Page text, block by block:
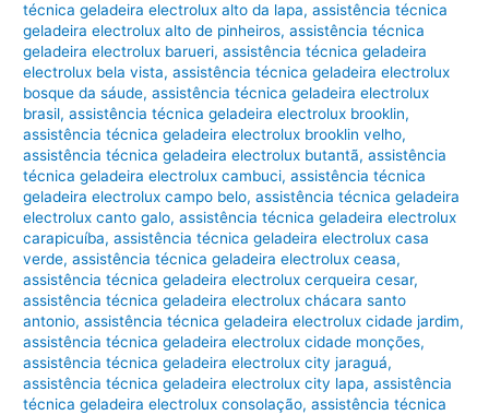
técnica geladeira electrolux alto da lapa,assistência técnica
geladeira electrolux alto de pinheiros,assistência técnica
geladeira electrolux barueri,assistência técnica geladeira
electrolux bela vista,assistência técnica geladeira electrolux
bosque da sáude,assistência técnica geladeira electrolux
brasil,assistência técnica geladeira electrolux brooklin,
assistência técnica geladeira electrolux brooklin velho,
assistência técnica geladeira electrolux butantã,assistência
técnica geladeira electrolux cambuci,assistência técnica
geladeira electrolux campo belo,assistência técnica geladeira
electrolux canto galo,assistência técnica geladeira electrolux
carapicuíba,assistência técnica geladeira electrolux casa
verde,assistência técnica geladeira electrolux ceasa,
assistência técnica geladeira electrolux cerqueira cesar,
assistência técnica geladeira electrolux chácara santo
antonio,assistência técnica geladeira electrolux cidade jardim,
assistência técnica geladeira electrolux cidade monções,
assistência técnica geladeira electrolux city jaraguá,
assistência técnica geladeira electrolux city lapa,assistência
técnica geladeira electrolux consolação,assistência técnica